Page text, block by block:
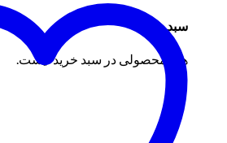
سبد خرید
هیچ محصولی در سبد خرید نیست.